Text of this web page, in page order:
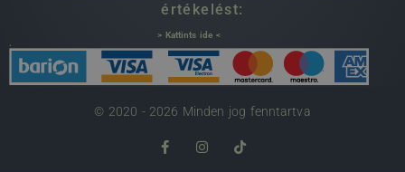
értékelést:
.
> Kattints ide <
© 2020 - 2026 Minden jog fenntartva